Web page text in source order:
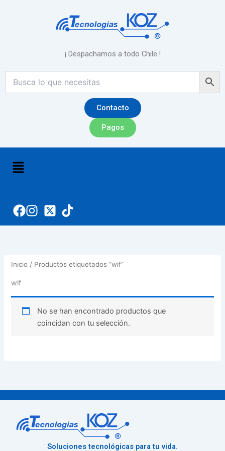
¡ Despachamos a todo Chile !
Contacto
Pagos
Menú
Inicio / Productos etiquetados “wif”
wif
No se han encontrado productos que
coincidan con tu selección.
Soluciones tecnológicas para tu vida.